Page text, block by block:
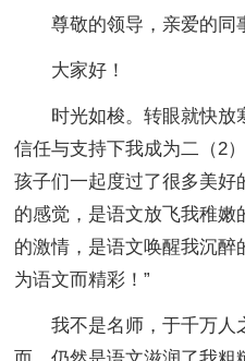
尊敬的领导，亲爱的同
大家好！
时光如梭。转眼就快放
信任与支持下我成为二（2
孩子们一起度过了很多美好
的感觉，是语文放飞我稚嫩
的激情，是语文唤醒我沉醉
为语文而精彩！”
我不是名师，于千万人